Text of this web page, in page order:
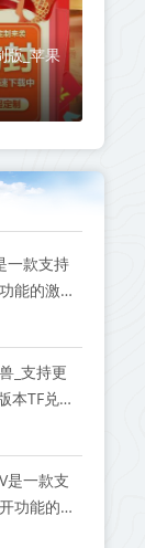
版_苹果
一款支持
能的激活
_支持更
本TF兑换
是一款支
功能的激